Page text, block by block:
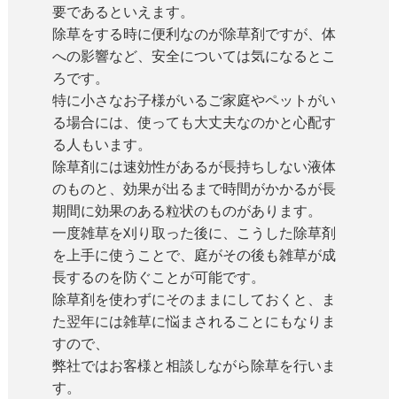
要であるといえます。
除草をする時に便利なのが除草剤ですが、体
への影響など、安全については気になるとこ
ろです。
特に小さなお子様がいるご家庭やペットがい
る場合には、使っても大丈夫なのかと心配す
る人もいます。
除草剤には速効性があるが長持ちしない液体
のものと、効果が出るまで時間がかかるが長
期間に効果のある粒状のものがあります。
一度雑草を刈り取った後に、こうした除草剤
を上手に使うことで、庭がその後も雑草が成
長するのを防ぐことが可能です。
除草剤を使わずにそのままにしておくと、ま
た翌年には雑草に悩まされることにもなりま
すので、
弊社ではお客様と相談しながら除草を行いま
す。